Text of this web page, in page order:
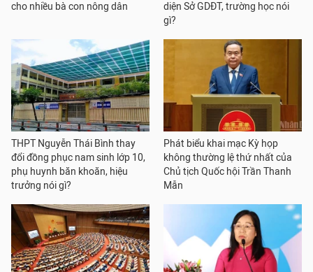
cho nhiều bà con nông dân
diện Sở GDĐT, trường học nói
gì?
THPT Nguyễn Thái Bình thay
đổi đồng phục nam sinh lớp 10,
phụ huynh băn khoăn, hiệu
trưởng nói gì?
Phát biểu khai mạc Kỳ họp
không thường lệ thứ nhất của
Chủ tịch Quốc hội Trần Thanh
Mẫn